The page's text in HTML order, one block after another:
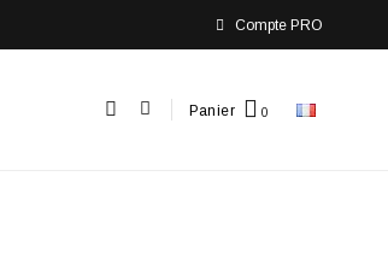
Compte PRO
Panier